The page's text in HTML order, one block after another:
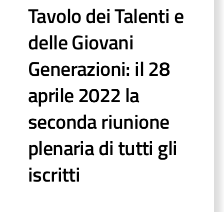
Tavolo dei Talenti e
delle Giovani
Generazioni: il 28
aprile 2022 la
seconda riunione
plenaria di tutti gli
iscritti